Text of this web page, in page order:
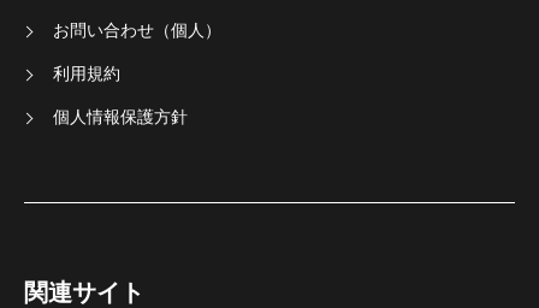
お問い合わせ（個人）
利用規約
個人情報保護方針
関連サイト